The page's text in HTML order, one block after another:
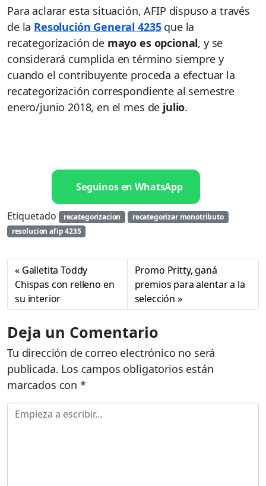
Para aclarar esta situación, AFIP dispuso a través
de la Resolución General 4235que la
recategorización de mayo es opcional, y se
considerará cumplida en término siempre y
cuando el contribuyente proceda a efectuar la
recategorización correspondiente al semestre
enero/junio 2018, en el mes de julio.
Seguinos en WhatsApp
Etiquetado recategorizacion
recategorizar monotributo
resolucion afip 4235
Galletita Toddy
Chispas con relleno en
su interior
Promo Pritty, ganá
premios para alentar a la
selección
Deja un Comentario
Tu dirección de correo electrónico no será
publicada. Los campos obligatorios están
marcados con *